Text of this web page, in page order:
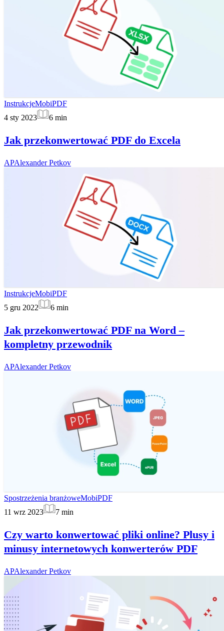
InstrukcjeMobiPDF
4 sty 2023
6 min
Jak przekonwertować PDF do Excela
APAlexander Petkov
InstrukcjeMobiPDF
5 gru 2022
6 min
Jak przekonwertować PDF na Word –
kompletny przewodnik
APAlexander Petkov
Spostrzeżenia branżoweMobiPDF
11 wrz 2023
7 min
Czy warto konwertować pliki online? Plusy i
minusy internetowych konwerterów PDF
APAlexander Petkov